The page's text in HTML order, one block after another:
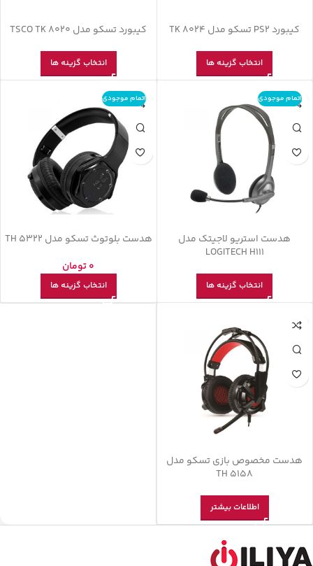
کیبورد PS2 تسکو مدل TK 8024
انتخاب گزینه ها
کیبورد تسکو مدل TSCO TK 8020
انتخاب گزینه ها
اتمام موجودی
هدست استریو لاجیتک مدل
LOGITECH H111
انتخاب گزینه ها
اتمام موجودی
هدست بلوتوث تسکو مدل TH 5322
0تومان
انتخاب گزینه ها
هدست مخصوص بازی تسکو مدل
TH 5158
اطلاعات بیشتر